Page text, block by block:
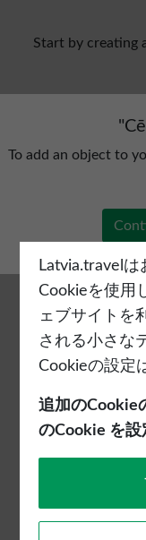
Start by creating
新
"
To add an object to
Latvia.travelは
Cookieを使用
ェブサイトを
される小さな
Cookieの設定
追加のCookie
のCookie を設